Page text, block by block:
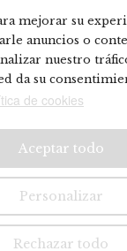
mejorar su
anuncios o
nuestro
da su
de cookies
Personalizar
Rechazar todo
Aceptar todo